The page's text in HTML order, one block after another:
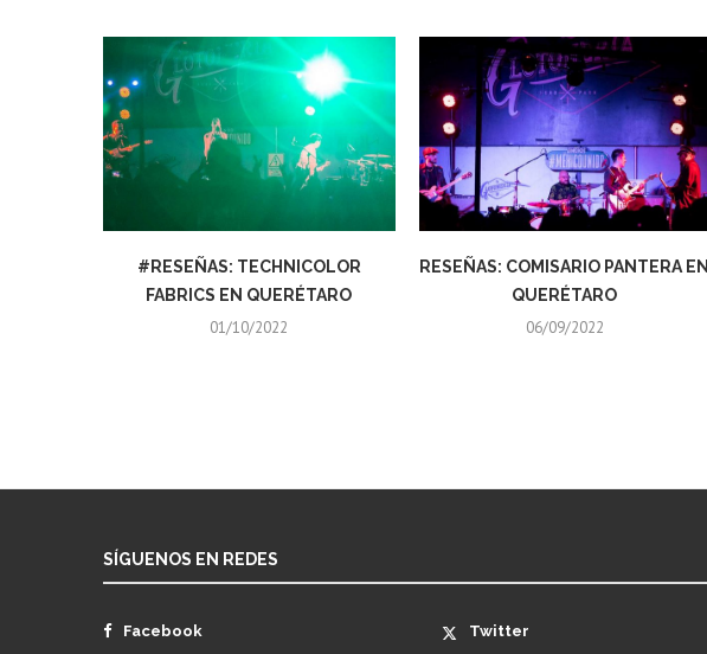
#RESEÑAS: TECHNICOLOR
FABRICS EN QUERÉTARO
01/10/2022
RESEÑAS: COMISARIO PANTERA EN
QUERÉTARO
06/09/2022
SÍGUENOS EN REDES
Facebook Twitter